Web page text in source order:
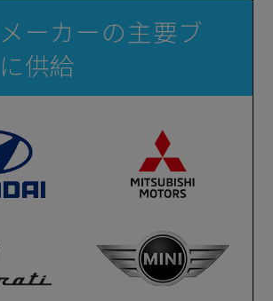
ーカーの主要ブ
供給